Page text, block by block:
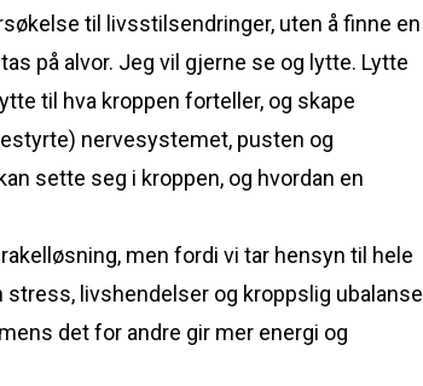
til livsstilsendringer, uten å finne en
på alvor. Jeg vil gjerne se og lytte. Lytte
til hva kroppen forteller, og skape
nervesystemet, pusten og
sette seg i kroppen, og hvordan en
men fordi vi tar hensyn til hele
livshendelser og kroppslig ubalanse
det for andre gir mer energi og